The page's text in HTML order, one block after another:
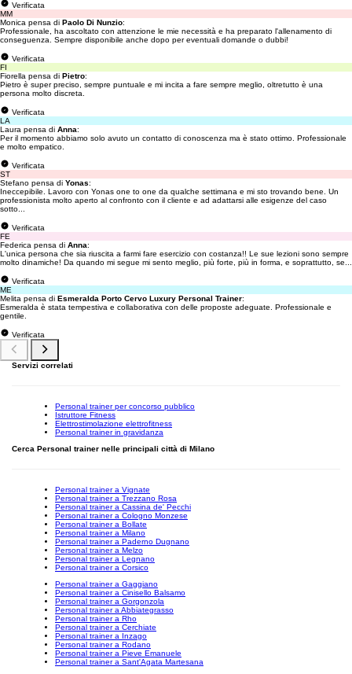
Verificata
MM
Monica pensa di Paolo Di Nunzio:
Professionale, ha ascoltato con attenzione le mie necessità e ha preparato l'allenamento di
conseguenza. Sempre disponibile anche dopo per eventuali domande o dubbi!
Verificata
FI
Fiorella pensa di Pietro:
Pietro è super preciso, sempre puntuale e mi incita a fare sempre meglio, oltretutto è una
persona molto discreta.
Verificata
LA
Laura pensa di Anna:
Per il momento abbiamo solo avuto un contatto di conoscenza ma è stato ottimo. Professionale
e molto empatico.
Verificata
ST
Stefano pensa di Yonas:
Ineccepibile. Lavoro con Yonas one to one da qualche settimana e mi sto trovando bene. Un
professionista molto aperto al confronto con il cliente e ad adattarsi alle esigenze del caso
sotto...
Verificata
FE
Federica pensa di Anna:
L'unica persona che sia riuscita a farmi fare esercizio con costanza!! Le sue lezioni sono sempre
molto dinamiche! Da quando mi segue mi sento meglio, più forte, più in forma, e soprattutto, se...
Verificata
ME
Melita pensa di Esmeralda Porto Cervo Luxury Personal Trainer:
Esmeralda è stata tempestiva e collaborativa con delle proposte adeguate. Professionale e
gentile.
Verificata
Servizi correlati
Personal trainer per concorso pubblico
Istruttore Fitness
Elettrostimolazione elettrofitness
Personal trainer in gravidanza
Cerca Personal trainer nelle principali città di Milano
Personal trainer a Vignate
Personal trainer a Trezzano Rosa
Personal trainer a Cassina de' Pecchi
Personal trainer a Cologno Monzese
Personal trainer a Bollate
Personal trainer a Milano
Personal trainer a Paderno Dugnano
Personal trainer a Melzo
Personal trainer a Legnano
Personal trainer a Corsico
Personal trainer a Gaggiano
Personal trainer a Cinisello Balsamo
Personal trainer a Gorgonzola
Personal trainer a Abbiategrasso
Personal trainer a Rho
Personal trainer a Cerchiate
Personal trainer a Inzago
Personal trainer a Rodano
Personal trainer a Pieve Emanuele
Personal trainer a Sant'Agata Martesana